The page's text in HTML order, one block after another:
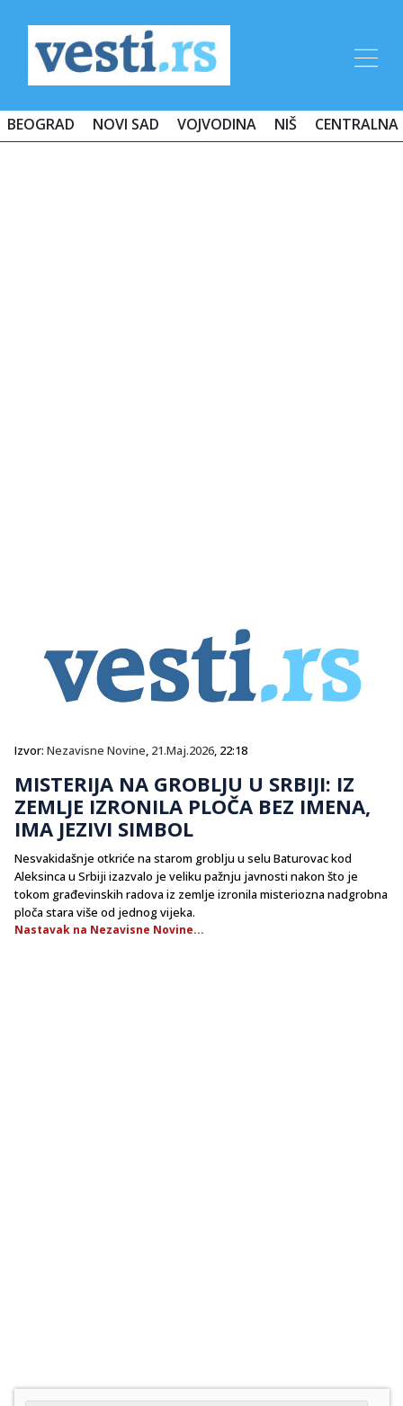
BEOGRAD NOVI SAD VOJVODINA NIŠ CENTRALNA
Izvor: Nezavisne Novine, 21.Maj.2026, 22:18
MISTERIJA NA GROBLJU U SRBIJI: IZ
ZEMLJE IZRONILA PLOČA BEZ IMENA,
IMA JEZIVI SIMBOL
Nesvakidašnje otkriće na starom groblju u selu Baturovac kod
Aleksinca u Srbiji izazvalo je veliku pažnju javnosti nakon što je
tokom građevinskih radova iz zemlje izronila misteriozna nadgrobna
ploča stara više od jednog vijeka.
Nastavak na Nezavisne Novine...